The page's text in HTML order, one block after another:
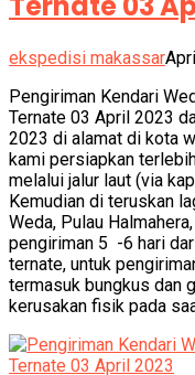
ekspedisi makassar
Pengiriman Kendari
Ternate 03 April 2023
2023 di alamat di kota
kami persiapkan
melalui jalur laut (via
Kemudian di teruskan
Weda, Pulau
pengiriman 5 -6 hari
ternate, untuk
termasuk bungkus dan
kerusakan fisik pada